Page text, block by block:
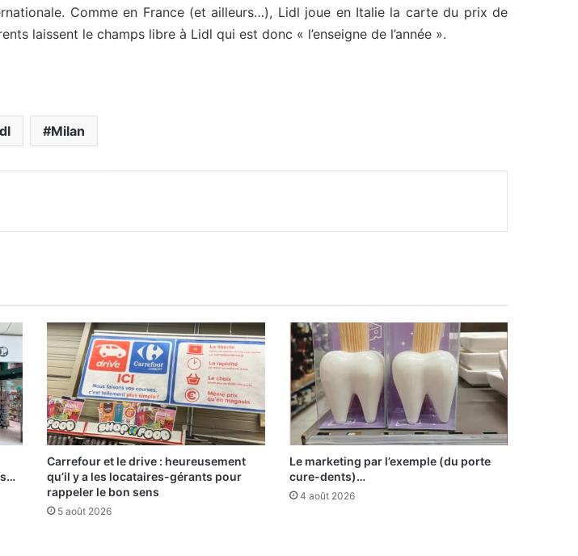
Comme en France (et ailleurs…), Lidl joue en Italie la carte du prix de
laissent le champs libre à Lidl qui est donc « l’enseigne de l’année ».
Milan
Carrefour et le drive : heureusement
qu’il y a les locataires-gérants pour
rappeler le bon sens
5 août 2026
Le marketing par l’exemple (du porte
cure-dents)…
4 août 2026